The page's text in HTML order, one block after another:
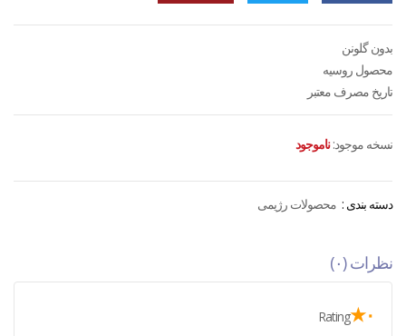
بدون گلونن
محصول روسیه
تاریخ مصرف معتبر
نسخه موجود: ناموجود
دسته بندی : محصولات رژیمی
نظرات (۰)
۰★ Rating